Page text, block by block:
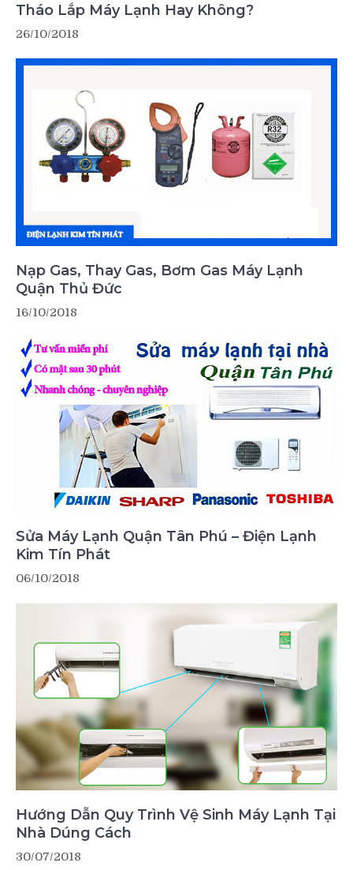
Tháo Lắp Máy Lạnh Hay Không?
26/10/2018
Nạp Gas, Thay Gas, Bơm Gas Máy Lạnh
Quận Thủ Đức
16/10/2018
Sửa Máy Lạnh Quận Tân Phú – Điện Lạnh
Kim Tín Phát
06/10/2018
Hướng Dẫn Quy Trình Vệ Sinh Máy Lạnh Tại
Nhà Dúng Cách
30/07/2018